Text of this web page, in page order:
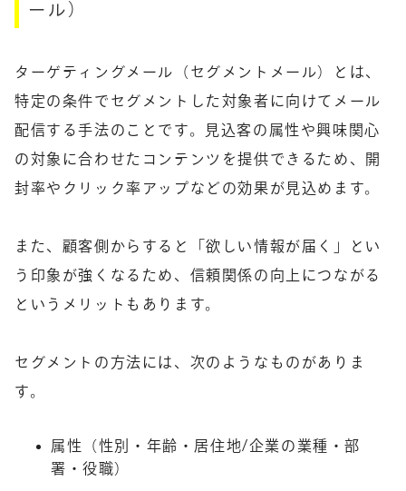
ール）
ターゲティングメール（セグメントメール）とは、
特定の条件でセグメントした対象者に向けてメール
配信する手法のことです。見込客の属性や興味関心
の対象に合わせたコンテンツを提供できるため、開
封率やクリック率アップなどの効果が見込めます。
また、顧客側からすると「欲しい情報が届く」とい
う印象が強くなるため、信頼関係の向上につながる
というメリットもあります。
セグメントの方法には、次のようなものがありま
す。
属性（性別・年齢・居住地/企業の業種・部
署・役職）